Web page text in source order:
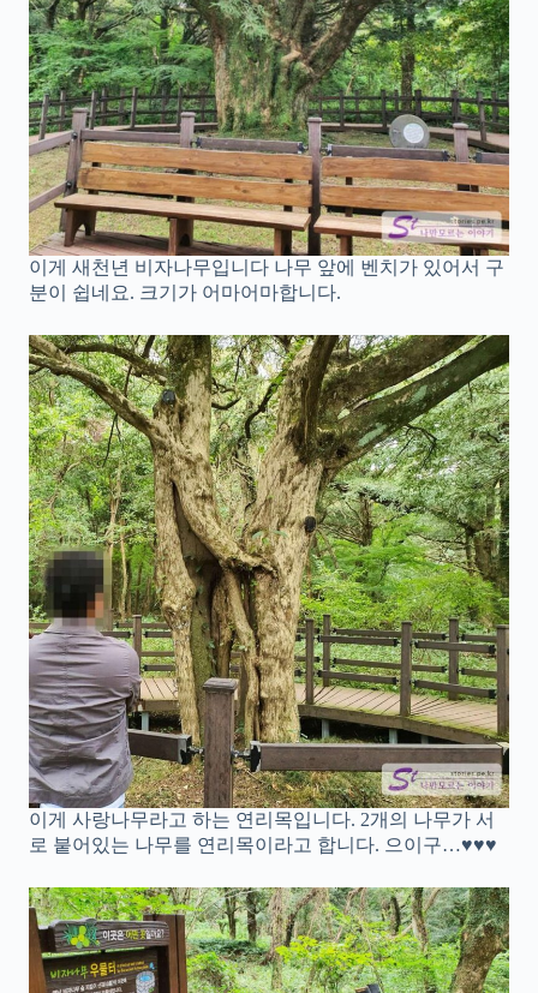
이게 새천년 비자나무입니다 나무 앞에 벤치가 있어서 구
분이 쉽네요. 크기가 어마어마합니다.
이게 사랑나무라고 하는 연리목입니다. 2개의 나무가 서
로 붙어있는 나무를 연리목이라고 합니다. 으이구…♥♥♥